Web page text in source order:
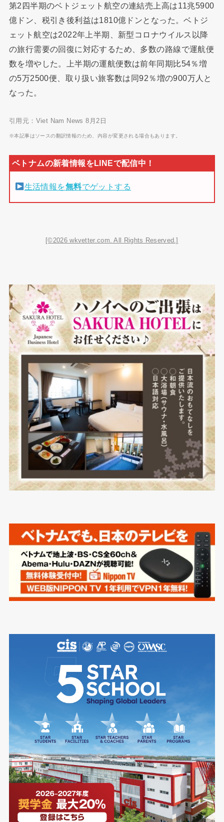
第2四半期のベトジェット航空の連結売上高は11兆5900
億ドン、税引き後利益は1810億ドンとなった。ベトジ
ェット航空は2022年上半期、新型コロナウイルス以降
の旅行需要の回復に対応するため、多数の路線で運航便
数を増やした。上半期の運航便数は前年同期比54％増
の5万2500便、取り扱い旅客数は同92％増の900万人と
なった。
引用元：Viet Nam News 8月2日
※本記事はソースの翻訳情報のため、内容が変更される場合もあります。
生活情報を無料でゲットする
[©2026 wkvetter.com. All Rights Reserved.]